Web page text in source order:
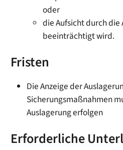
oder
die Aufsicht durch
beeinträchtigt wird.
Fristen
Die Anzeige der
Sicherungsmaßnahmen
Auslagerung erfolgen
Erforderliche